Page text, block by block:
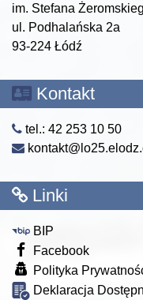
im. Stefana
ul. Podhalańska 2a
93-224 Łódź
Kontakt
tel.: 42 253 10 50
Linki
BIP
Facebook
Polityka
Deklaracja